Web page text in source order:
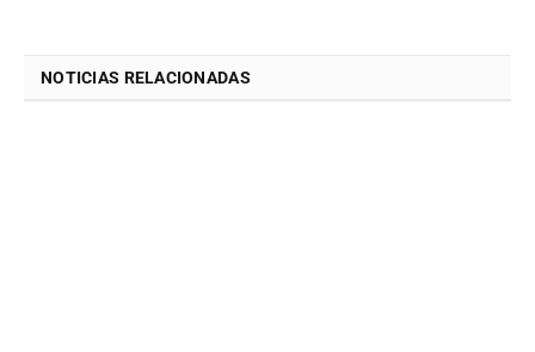
NOTICIAS RELACIONADAS